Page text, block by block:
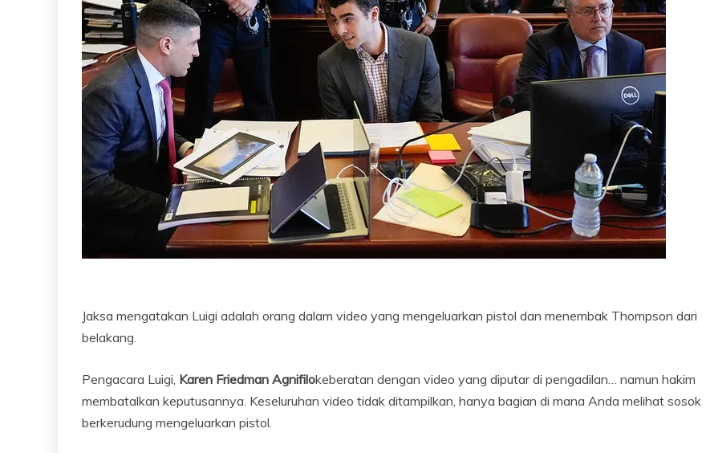
Jaksa mengatakan Luigi adalah orang dalam video yang mengeluarkan pistol dan menembak Thompson dari
belakang.
Pengacara Luigi, Karen Friedman Agnifilokeberatan dengan video yang diputar di pengadilan… namun hakim
membatalkan keputusannya. Keseluruhan video tidak ditampilkan, hanya bagian di mana Anda melihat sosok
berkerudung mengeluarkan pistol.